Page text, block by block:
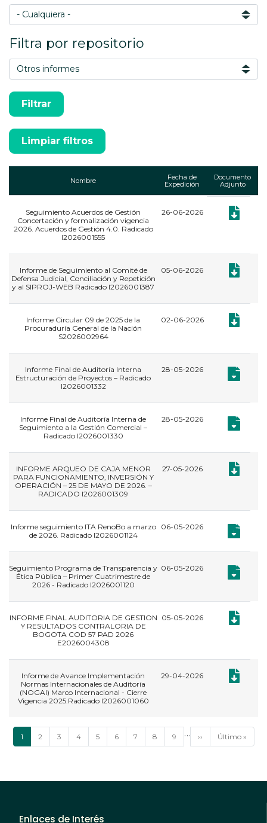
Filtra por repositorio
Nombre
Fecha de
Expedición
Documento
Adjunto
Seguimiento Acuerdos de Gestión
Concertación y formalización vigencia
2026. Acuerdos de Gestión 4.0. Radicado
I2026001555
26-06-2026
Informe de Seguimiento al Comité de
Defensa Judicial, Conciliación y Repetición
y al SIPROJ-WEB Radicado I2026001387
05-06-2026
Informe Circular 09 de 2025 de la
Procuraduría General de la Nación
S2026002964
02-06-2026
Informe Final de Auditoría Interna
Estructuración de Proyectos – Radicado
I2026001332
28-05-2026 ,
Informe Final de Auditoría Interna de
Seguimiento a la Gestión Comercial –
Radicado I2026001330
28-05-2026 ,
INFORME ARQUEO DE CAJA MENOR
PARA FUNCIONAMIENTO, INVERSIÓN Y
OPERACIÓN – 25 DE MAYO DE 2026. –
RADICADO I2026001309
27-05-2026
Informe seguimiento ITA RenoBo a marzo
de 2026. Radicado I2026001124
06-05-2026 ,
Seguimiento Programa de Transparencia y
Ética Pública – Primer Cuatrimestre de
2026 - Radicado I2026001120
06-05-2026 ,
INFORME FINAL AUDITORIA DE GESTION
Y RESULTADOS CONTRALORIA DE
BOGOTA COD 57 PAD 2026
E2026004308
05-05-2026
Informe de Avance Implementación
Normas Internacionales de Auditoría
(NOGAI) Marco Internacional - Cierre
Vigencia 2025.Radicado I2026001060
29-04-2026
Paginación
Página
actual
1 Página
2 Página
3 Página
4 Página
5 Página
6 Página
7 Página
8 Página
9 …
Siguiente
página
››
Última
página
Último »
Enlaces de Interés